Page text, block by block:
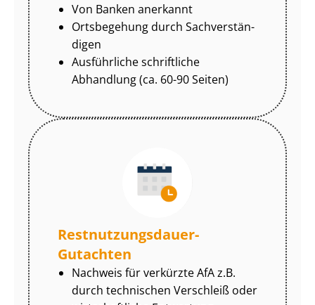
Von Banken anerkannt
Ortsbegehung durch Sach­ver­stän­
di­gen
Ausführliche schriftliche
Abhandlung (ca. 60-90 Seiten)
Rest­nut­zungs­dau­er-
Gutachten
Nachweis für verkürzte AfA z.B.
durch technischen Verschleiß oder